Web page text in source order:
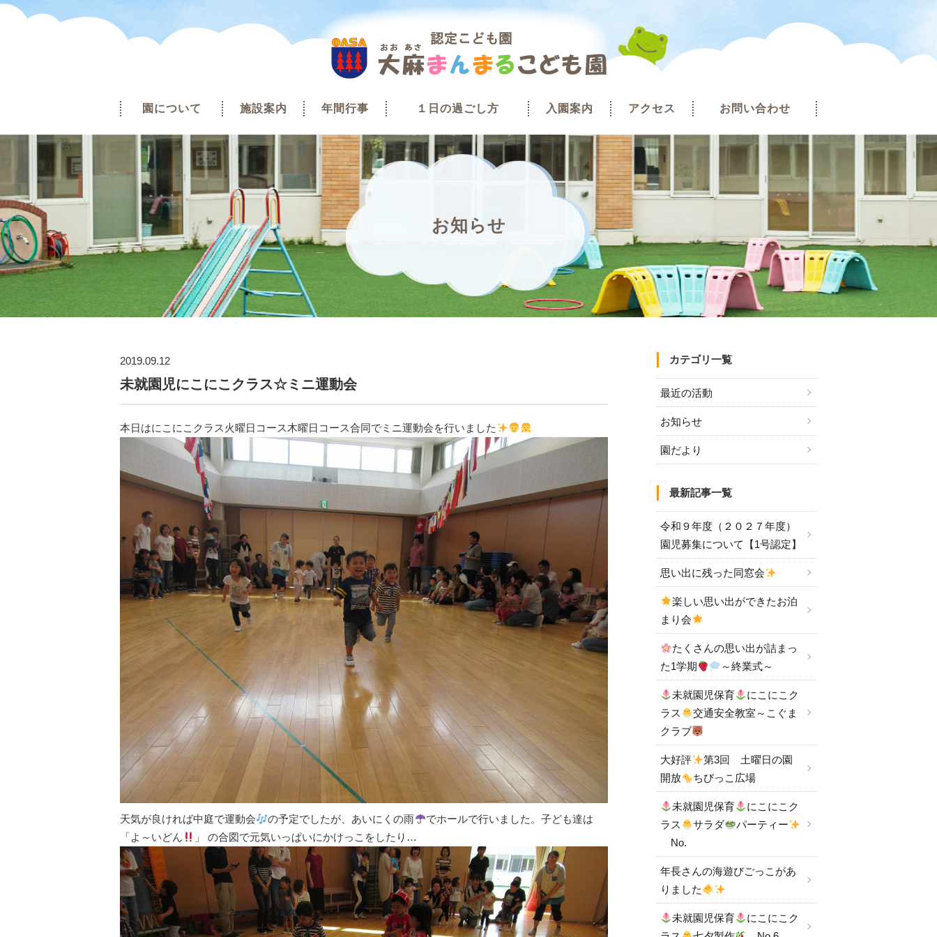
園について 施設案内 年間行事 １日の過ごし方 入園案内 アクセス お問い合わせ
お知らせ
2019.09.12
未就園児にこにこクラス☆ミニ運動会
本日はにこにこクラス火曜日コース木曜日コース合同でミニ運動会を行いました
天気が良ければ中庭で運動会 の予定でしたが、あいにくの雨
でホールで行いました。子ども達は
「よ～いどん
」 の合図で元気いっぱいにかけっこをしたり…
カテゴリ一覧
最近の活動
お知らせ
園だより
最新記事一覧
令和９年度（２０２７年度）
園児募集について【1号認定】
思い出に残った同窓会
楽しい思い出ができたお泊
まり会
たくさんの思い出が詰まっ
た1学期
～終業式～
未就園児保育
にこにこク
ラス
交通安全教室～こぐま
クラブ
大好評
第3回 土曜日の園
開放
ちびっこ広場
未就園児保育
にこにこク
ラス
サラダ
パーティー
No.
年長さんの海遊びごっこがあ
りました
未就園児保育
にこにこク